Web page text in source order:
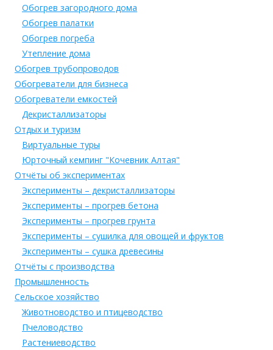
Обогрев загородного дома
Обогрев палатки
Обогрев погреба
Утепление дома
Обогрев трубопроводов
Обогреватели для бизнеса
Обогреватели емкостей
Декристаллизаторы
Отдых и туризм
Виртуальные туры
Юрточный кемпинг "Кочевник Алтая"
Отчёты об экспериментах
Эксперименты – декристаллизаторы
Эксперименты – прогрев бетона
Эксперименты – прогрев грунта
Эксперименты – сушилка для овощей и фруктов
Эксперименты – сушка древесины
Отчёты с производства
Промышленность
Сельское хозяйство
Животноводство и птицеводство
Пчеловодство
Растениеводство